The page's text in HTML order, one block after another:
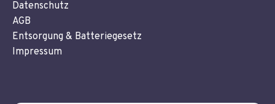
Datenschutz
AGB
Entsorgung & Batteriegesetz
Impressum